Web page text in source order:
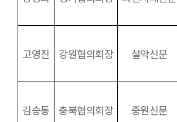
고영진 강원협의회장 설악신문
김승동 충북협의회장 중원신문